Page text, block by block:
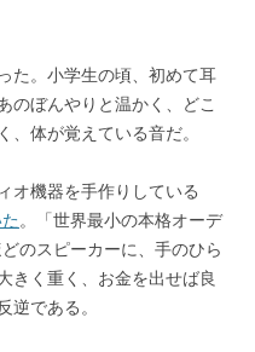
た。小学生の頃、初めて耳
のぼんやりと温かく、どこ
体が覚えている音だ。
オ機器を手作りしている
。「世界最小の本格オーデ
のスピーカーに、手のひら
きく重く、お金を出せば良
である。